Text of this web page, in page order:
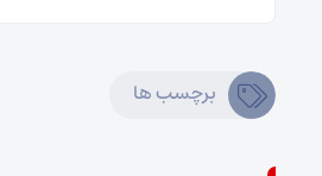
برچسب ها